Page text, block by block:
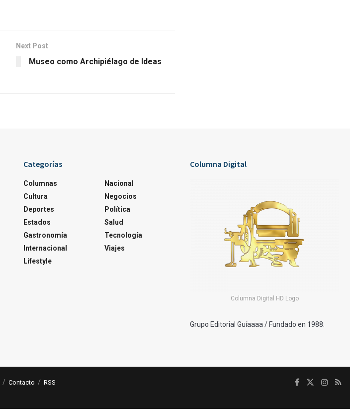
Next Post
Museo como Archipiélago de Ideas
Categorías
Columnas
Cultura
Deportes
Estados
Gastronomía
Internacional
Lifestyle
Nacional
Negocios
Política
Salud
Tecnología
Viajes
Columna Digital
Columna Digital HD Logo
Grupo Editorial Guíaaaa / Fundado en 1988.
Contacto RSS